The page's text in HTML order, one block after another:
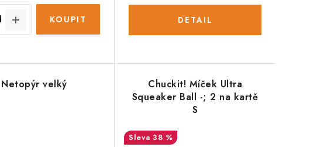
Netopýr velký
Chuckit! Míček Ultra
Squeaker Ball -; 2 na kartě
S
38 %